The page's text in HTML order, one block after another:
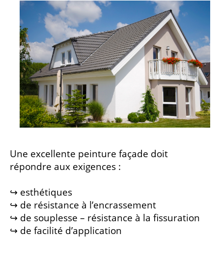
Une excellente peinture façade doit
répondre aux exigences :
↪ esthétiques
↪ de résistance à l’encrassement
↪ de souplesse – résistance à la fissuration
↪ de facilité d’application